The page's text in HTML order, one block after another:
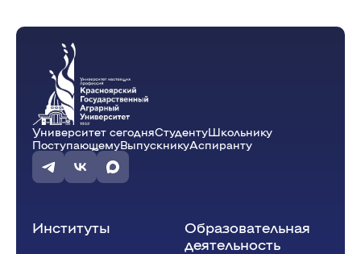
Университет сегодняСтудентуШкольнику
ПоступающемуВыпускникуАспиранту
Институты
Образовательная
деятельность